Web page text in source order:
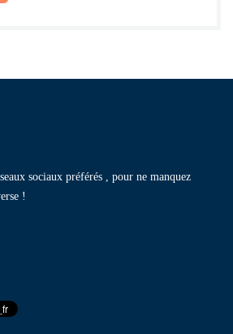
sociaux préférés , pour ne manquez
!